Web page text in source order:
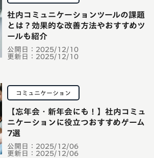
公開日： 2025/12/10
更新日： 2025/12/10
社内コミュニケーションツールの課題
とは？効果的な改善方法やおすすめツ
ールも紹介
コミュニケーション
公開日： 2025/12/06
更新日： 2025/12/06
【忘年会・新年会にも！】社内コミュ
ニケーションに役立つおすすめゲーム
7選